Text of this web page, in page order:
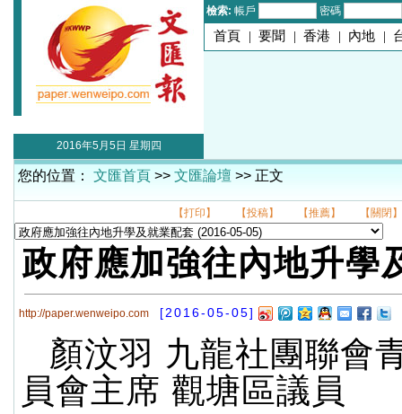
檢索: 帳戶 密碼
首頁 | 要聞 | 香港 | 內地 |
2016年5月5日 星期四
您的位置： 文匯首頁 >> 文匯論壇 >> 正文
【打印】 【投稿】 【推薦】 【關閉】
政府應加強往內地升學
http://paper.wenweipo.com [2016-05-05]
顏汶羽 九龍社團聯會
員會主席 觀塘區議員